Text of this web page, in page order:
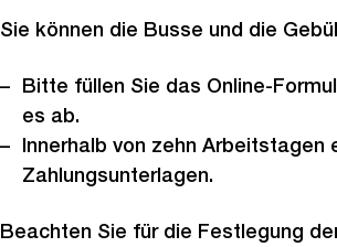
Sie können die Busse und die
Bitte füllen Sie das Online-
es ab.
Innerhalb von zehn Arbeitstagen
Zahlungsunterlagen.
Beachten Sie für die Festlegung